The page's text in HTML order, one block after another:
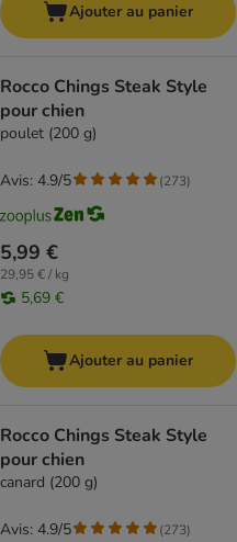
Ajouter au panier
Rocco Chings Steak Style
pour chien
poulet (200 g)
5,99 €
29,95 € / kg
5,69 €
Avis: 4.9/5 (273)
Ajouter au panier
Rocco Chings Steak Style
pour chien
canard (200 g)
Avis: 4.9/5 (273)